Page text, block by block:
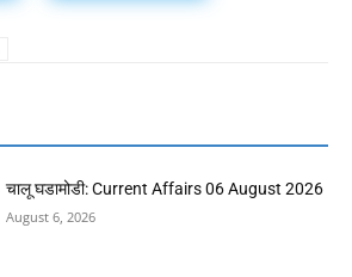
चालू घडामोडी: Current Affairs 06 August 2026
August 6, 2026